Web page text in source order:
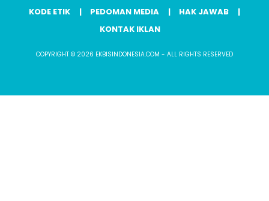
KODE ETIK
PEDOMAN MEDIA
HAK JAWAB
KONTAK IKLAN
COPYRIGHT © 2026 EKBISINDONESIA.COM - ALL RIGHTS RESERVED